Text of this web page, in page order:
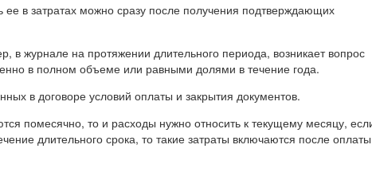
в затратах можно сразу после получения подтверждающих
в журнале на протяжении длительного периода, возникает вопрос
в полном объеме или равными долями в течение года.
в договоре условий оплаты и закрытия документов.
помесячно, то и расходы нужно относить к текущему месяцу,
длительного срока, то такие затраты включаются после